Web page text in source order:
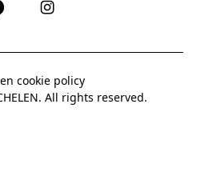
All rights reserved.
cookie policy